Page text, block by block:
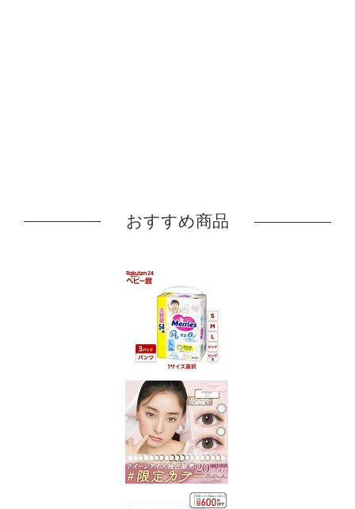
おすすめ商品